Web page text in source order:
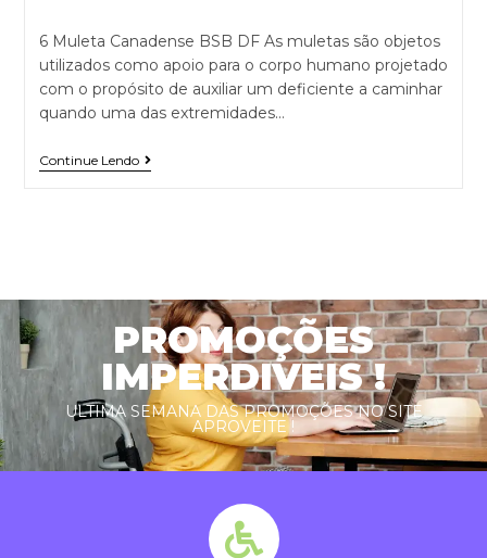
6 Muleta Canadense BSB DF As muletas são objetos
utilizados como apoio para o corpo humano projetado
com o propósito de auxiliar um deficiente a caminhar
quando uma das extremidades…
Continue Lendo
PROMOÇÕES
IMPERDIVEIS !
ULTIMA SEMANA DAS PROMOÇÕES NO SITE
APROVEITE !